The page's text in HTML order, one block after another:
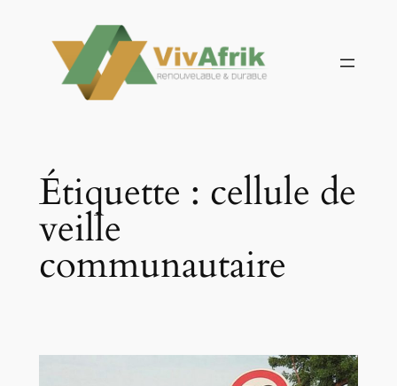
contenu
Étiquette : cellule de
veille
communautaire